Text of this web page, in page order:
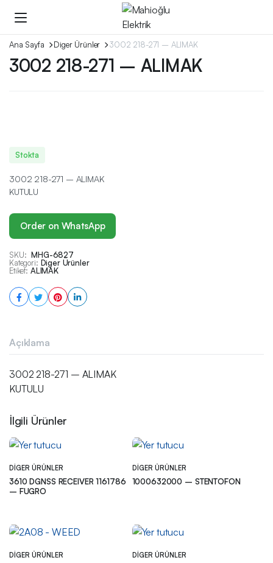
Ana Sayfa Diger Ürünler 3002 218-271 – ALIMAK
3002 218-271 – ALIMAK
Stokta
3002 218-271 – ALIMAK
KUTULU
Order on WhatsApp
SKU: MHG-6827
Kategori: Diger Ürünler
Etiket: ALIMAK
Açıklama
3002 218-271 – ALIMAK
KUTULU
İlgili Ürünler
DIGER ÜRÜNLER
3610 DGNSS RECEIVER 1161786
– FUGRO
DIGER ÜRÜNLER
1000632000 – STENTOFON
DIGER ÜRÜNLER DIGER ÜRÜNLER